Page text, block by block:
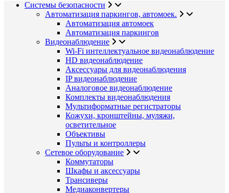
Системы безопасности
Автоматизация паркингов, автомоек.
Автоматизация автомоек
Автоматизация паркингов
Видеонаблюдение
Wi-Fi интеллектуальное видеонаблюдение
HD видеонаблюдение
Аксессуары для видеонаблюдения
IP видеонаблюдение
Аналоговое видеонаблюдение
Комплекты видеонаблюдения
Мультиформатные регистраторы
Кожухи, кронштейны, муляжи,
осветительное
Объективы
Пульты и контроллеры
Сетевое оборудование
Коммутаторы
Шкафы и аксессуары
Трансиверы
Медиаконвертеры